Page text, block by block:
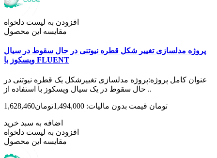
افزودن به لیست دلخواه
مقایسه این محصول
پروژه مدل­سازی تغییر شکل قطره نیوتنی در حال سقوط در سیال
ویسکوز با FLUENT
عنوان کامل پروژه:پروژه مدل­سازی تغییرشکل یک قطره نیوتنی در
حال سقوط در یک سیال ویسکوز با استفاده از ..
1,628,460تومان قیمت بدون مالیات: 1,494,000تومان
اضافه به سبد خرید
افزودن به لیست دلخواه
مقایسه این محصول